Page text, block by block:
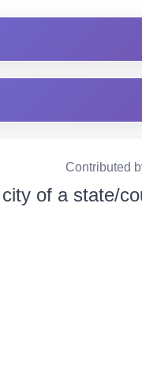
Contributed
of a state/